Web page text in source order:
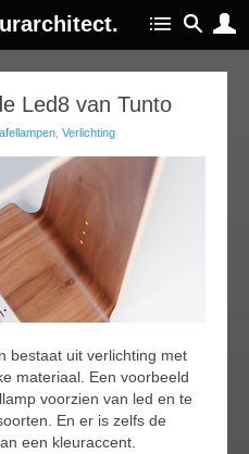
Led8 van Tunto
Verlichting
bestaat uit verlichting met
materiaal. Een voorbeeld
voorzien van led en te
En er is zelfs de
een kleuraccent.